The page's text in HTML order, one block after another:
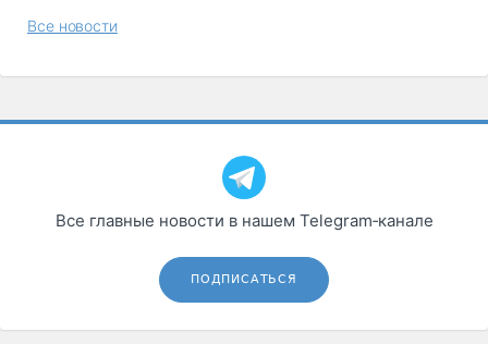
Все новости
Все главные новости в нашем Telegram‑канале
ПОДПИСАТЬСЯ